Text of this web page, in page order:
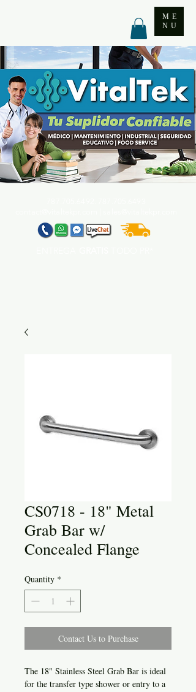
ME
NU
CS0718 - 18" Metal
Grab Bar w/
Concealed Flange
Quantity *
Contact Us to Purchase
The 18" Stainless Steel Grab Bar is ideal
for the transfer type shower or entry to a